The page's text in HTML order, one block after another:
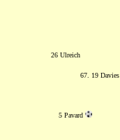
26 Ulreich
67. 19 Davies
5 Pavard